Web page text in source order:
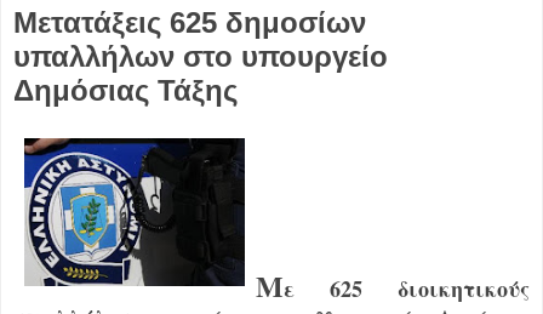
Μετατάξεις 625 δημοσίων
υπαλλήλων στο υπουργείο
Δημόσιας Τάξης
Με 625 διοικητικούς